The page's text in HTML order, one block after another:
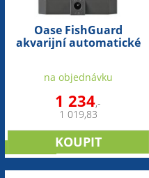
Oase FishGuard
akvarijní automatické
na objednávku
1 234,-
1 019,83